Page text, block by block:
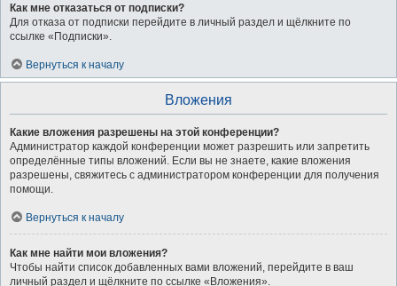
Как мне отказаться от подписки?
Для отказа от подписки перейдите в личный раздел и щёлкните по
ссылке «Подписки».
Вернуться к началу
Вложения
Какие вложения разрешены на этой конференции?
Администратор каждой конференции может разрешить или запретить
определённые типы вложений. Если вы не знаете, какие вложения
разрешены, свяжитесь с администратором конференции для получения
помощи.
Вернуться к началу
Как мне найти мои вложения?
Чтобы найти список добавленных вами вложений, перейдите в ваш
личный раздел и щёлкните по ссылке «Вложения».